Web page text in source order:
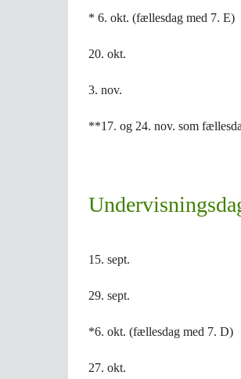
* 6. okt. (fællesdag med 7. E)
20. okt.
3. nov.
**17. og 24. nov. som
15. sept.
29. sept.
*6. okt. (fællesdag med 7. D)
27. okt.